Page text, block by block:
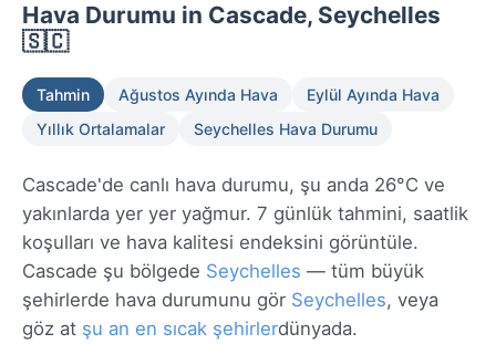
Hava Durumu in Cascade, Seychelles
🇸🇨
Tahmin Ağustos Ayında Hava
Eylül Ayında Hava
Yıllık Ortalamalar
Seychelles Hava Durumu
Cascade'de canlı hava durumu, şu anda 26°C ve
yakınlarda yer yer yağmur. 7 günlük tahmini, saatlik
koşulları ve hava kalitesi endeksini görüntüle.
Cascade şu bölgede Seychelles — tüm büyük
şehirlerde hava durumunu gör Seychelles, veya
göz at şu an en sıcak şehirlerdünyada.